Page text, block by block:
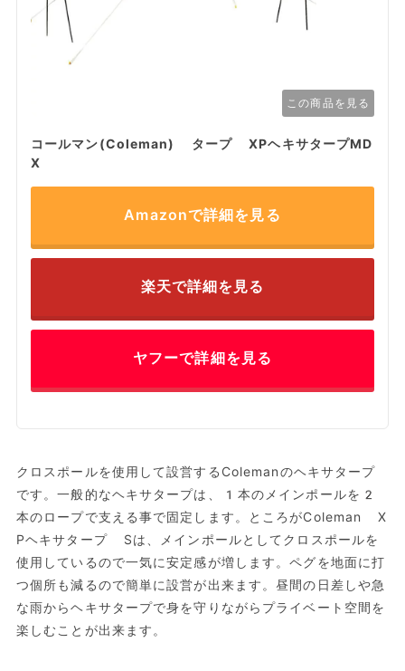
この商品を見る
コールマン(Coleman) タープ XPヘキサタープMD
X
Amazonで詳細を見る
楽天で詳細を見る
ヤフーで詳細を見る
クロスポールを使用して設営するColemanのヘキサタープ
です。一般的なヘキサタープは、1本のメインポールを2
本のロープで支える事で固定します。ところがColeman X
Pヘキサタープ Sは、メインポールとしてクロスポールを
使用しているので一気に安定感が増します。ペグを地面に打
つ個所も減るので簡単に設営が出来ます。昼間の日差しや急
な雨からヘキサタープで身を守りながらプライベート空間を
楽しむことが出来ます。